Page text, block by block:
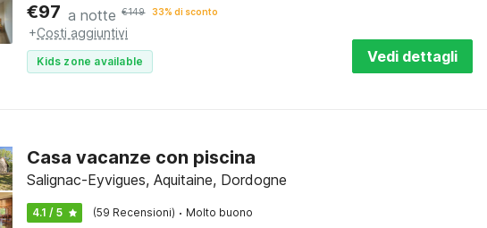
€97 a notte €149 33% di sconto
+Costi aggiuntivi
Kids zone available Vedi dettagli
Casa vacanze con piscina
Salignac-Eyvigues, Aquitaine, Dordogne
4.1 / 5 (59 Recensioni) · Molto buono